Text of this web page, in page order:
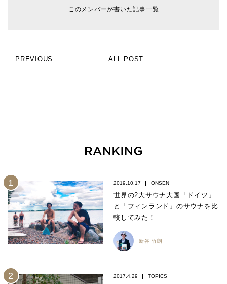
このメンバーが書いた記事一覧
PREVIOUS ALL POST
2019.10.17 ONSEN
世界の2大サウナ大国「ドイツ」
と「フィンランド」のサウナを比
較してみた！
新谷 竹朗
2017.4.29 TOPICS